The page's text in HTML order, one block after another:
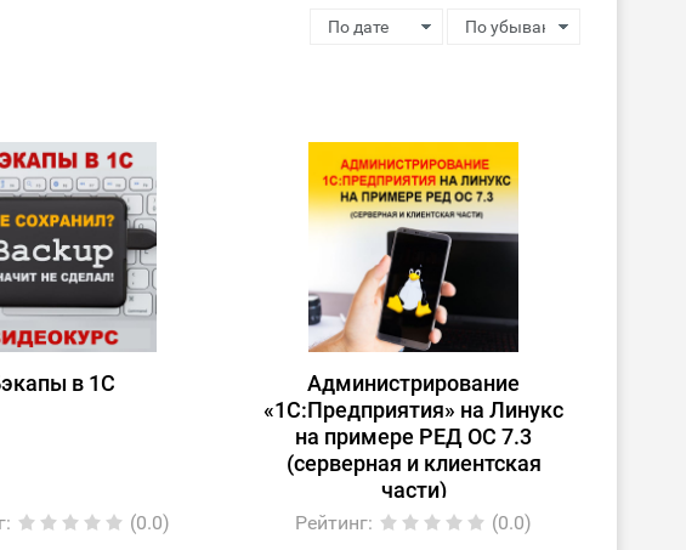
в 1С
: (0.0)
Администрирование
«1С:Предприятия» на Линукс
на примере РЕД ОС 7.3
(серверная и клиентская
части)
Рейтинг: (0.0)